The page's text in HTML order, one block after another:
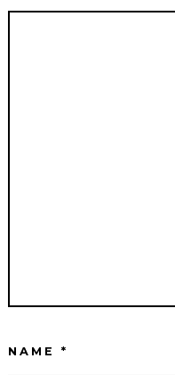
NAME*